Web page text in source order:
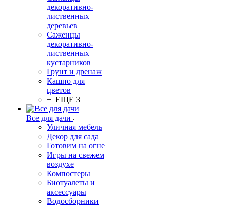
декоративно-
лиственных
деревьев
Саженцы
декоративно-
лиственных
кустарников
Грунт и дренаж
Кашпо для
цветов
+ ЕЩЕ 3
Все для дачи
Уличная мебель
Декор для сада
Готовим на огне
Игры на свежем
воздухе
Компостеры
Биотуалеты и
аксессуары
Водосборники